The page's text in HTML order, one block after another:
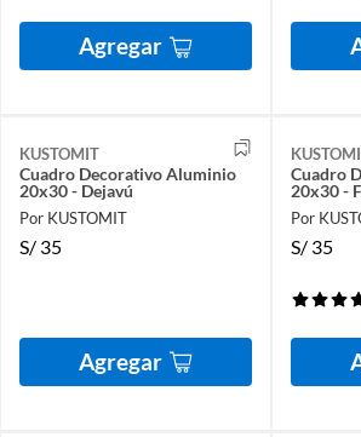
Agregar
KUSTOMIT
Cuadro Decorativo Aluminio
20x30 - Dejavú
Por KUSTOMIT
S/ 35
Agregar
Cuadro
20x30 -
Por
S/ 35